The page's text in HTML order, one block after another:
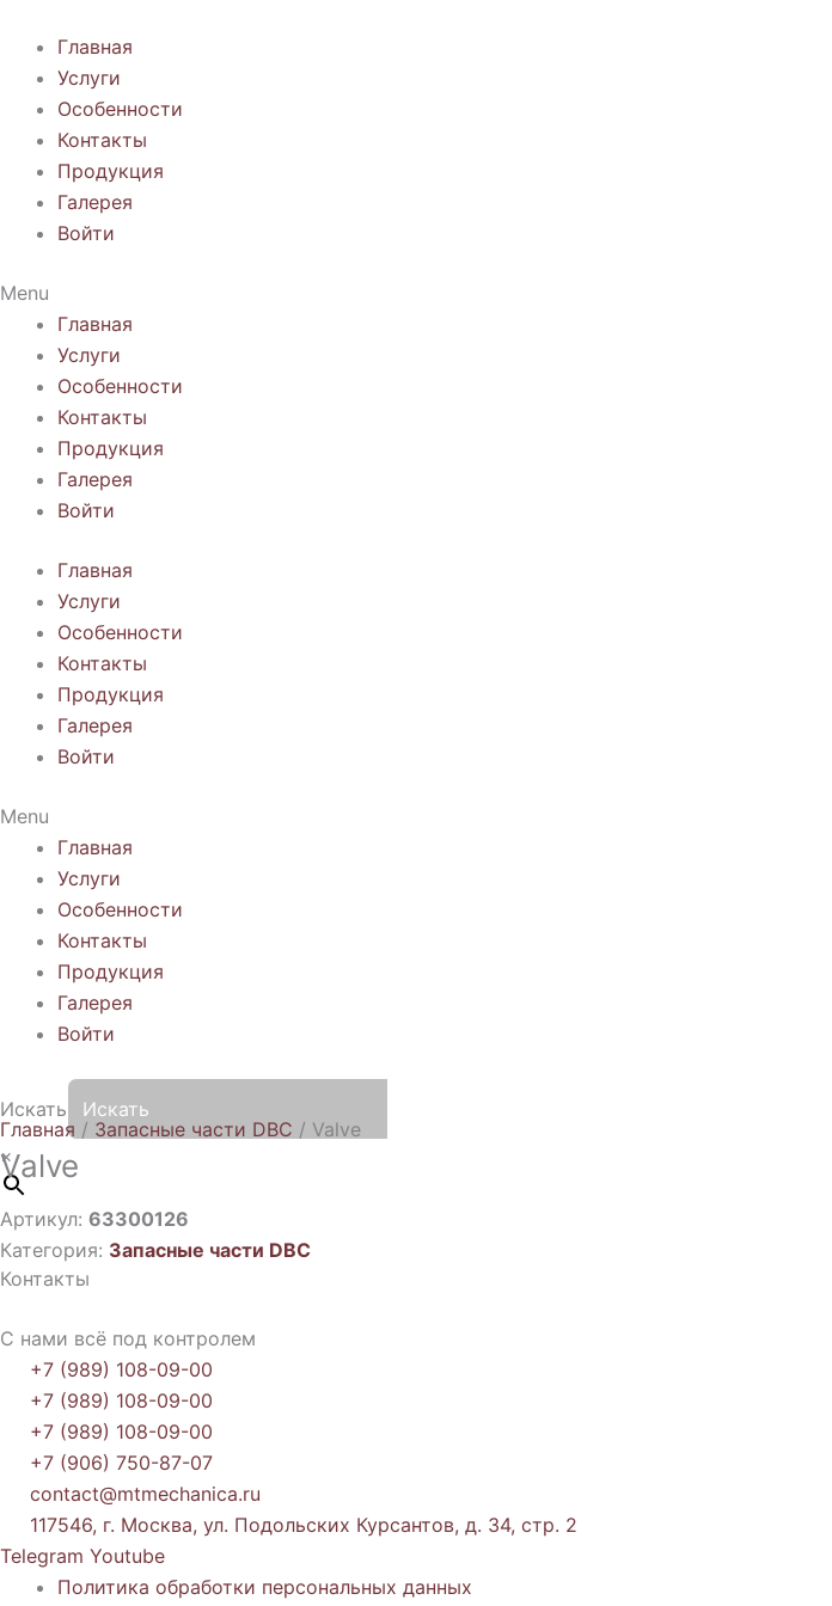
содержимому
Главная
Услуги
Особенности
Контакты
Продукция
Галерея
Войти
Menu
Главная
Услуги
Особенности
Контакты
Продукция
Галерея
Войти
Главная
Услуги
Особенности
Контакты
Продукция
Галерея
Войти
Menu
Главная
Услуги
Особенности
Контакты
Продукция
Галерея
Войти
Искать
×
Главная / Запасные части DBC / Valve
Valve
Артикул: 63300126
Категория: Запасные части DBC
Контакты
С нами всё под контролем
+7 (989) 108-09-00
+7 (989) 108-09-00
+7 (989) 108-09-00
+7 (906) 750-87-07
contact@mtmechanica.ru
117546, г. Москва, ул. Подольских Курсантов, д. 34, стр. 2
Telegram Youtube
Политика обработки персональных данных